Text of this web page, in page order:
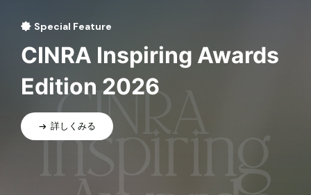
Special Feature
CINRA Inspiring Awards
Edition 2026
詳しくみる